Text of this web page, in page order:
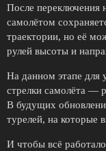
После переключения
самолётом
траектории, но её
рулей высоты и
На данном этапе для
стрелки самолёта —
В будущих
турелей, на которые
И чтобы всё